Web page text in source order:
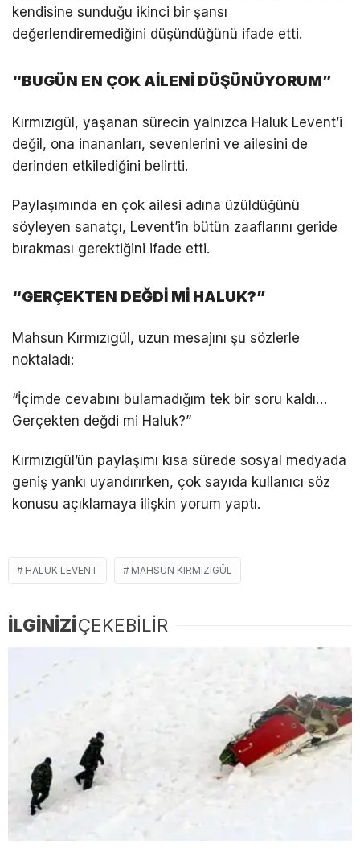
kendisine sunduğu ikinci bir şansı
değerlendiremediğini düşündüğünü ifade etti.
“BUGÜN EN ÇOK AİLENİ DÜŞÜNÜYORUM”
Kırmızıgül, yaşanan sürecin yalnızca Haluk Levent’i
değil, ona inananları, sevenlerini ve ailesini de
derinden etkilediğini belirtti.
Paylaşımında en çok ailesi adına üzüldüğünü
söyleyen sanatçı, Levent’in bütün zaaflarını geride
bırakması gerektiğini ifade etti.
“GERÇEKTEN DEĞDİ Mİ HALUK?”
Mahsun Kırmızıgül, uzun mesajını şu sözlerle
noktaladı:
“İçimde cevabını bulamadığım tek bir soru kaldı…
Gerçekten değdi mi Haluk?”
Kırmızıgül’ün paylaşımı kısa sürede sosyal medyada
geniş yankı uyandırırken, çok sayıda kullanıcı söz
konusu açıklamaya ilişkin yorum yaptı.
HALUK LEVENT MAHSUN KIRMIZIGÜL
İLGİNİZİÇEKEBİLİR